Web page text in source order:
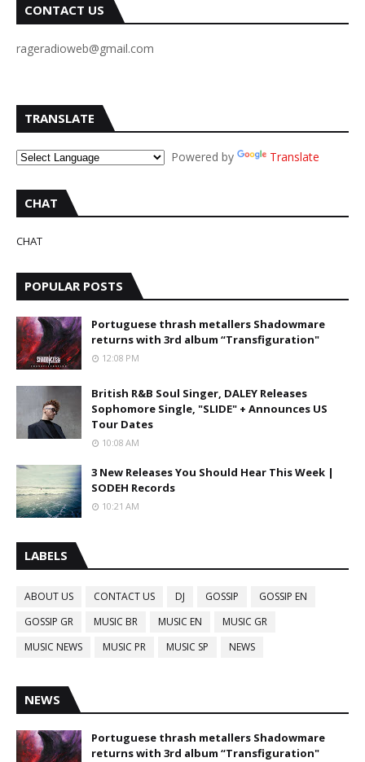
CONTACT US
rageradioweb@gmail.com
TRANSLATE
Powered by Translate
CHAT
CHAT
POPULAR POSTS
Portuguese thrash metallers Shadowmare
returns with 3rd album “Transfiguration"
12:08 PM
British R&B Soul Singer, DALEY Releases
Sophomore Single, "SLIDE" + Announces US
Tour Dates
10:08 AM
3 New Releases You Should Hear This Week |
SODEH Records
10:21 AM
LABELS
ABOUT US CONTACT US DJ GOSSIP
GOSSIP EN
GOSSIP GR
MUSIC BR MUSIC EN
MUSIC GR
MUSIC NEWS
MUSIC PR MUSIC SP NEWS
NEWS
Portuguese thrash metallers Shadowmare
returns with 3rd album “Transfiguration"